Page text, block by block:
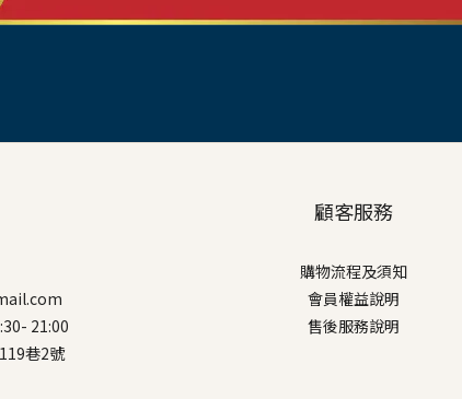
21:00
巷2號
顧客服務
購物流程及須知
會員權益說明
售後服務說明